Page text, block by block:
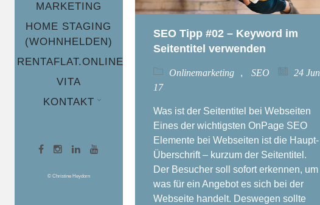
MARKETING
HOME STAGING
(WOHNHELDEN)
RENTAFLAT.ONLINE
VITA
KONTAKT
© Christine Heydorn
SEO Tipp #02 – Keyword im
Seitentitel verwenden
Onlinemarketing , SEO
24 Jun
17
Was ist der Seitentitel bei Webseiten
Eines der wichtigsten OnPage SEO
Elemente bei Webseiten ist die Haupt-
Überschrift – kurzum der Seitentitel.
Der Besucher soll sofort erkennen, um
was für ein Angebot es sich bei der
Webseite handelt. Deswegen sollte